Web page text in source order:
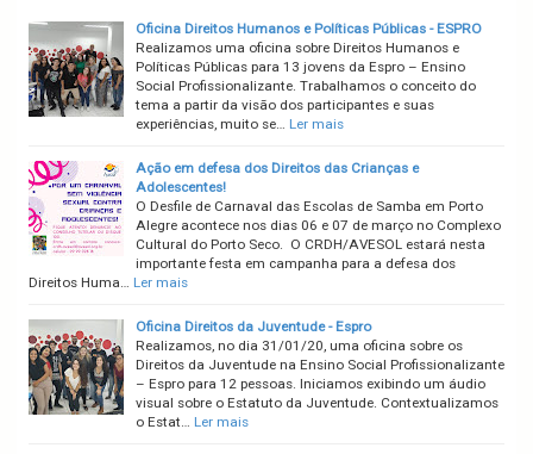
Oficina Direitos Humanos e Políticas Públicas - ESPRO
Realizamos uma oficina sobre Direitos Humanos e
Políticas Públicas para 13 jovens da Espro – Ensino
Social Profissionalizante. Trabalhamos o conceito do
tema a partir da visão dos participantes e suas
experiências, muito se… Ler mais
Ação em defesa dos Direitos das Crianças e
Adolescentes!
O Desfile de Carnaval das Escolas de Samba em Porto
Alegre acontece nos dias 06 e 07 de março no Complexo
Cultural do Porto Seco. O CRDH/AVESOL estará nesta
importante festa em campanha para a defesa dos
Direitos Huma… Ler mais
Oficina Direitos da Juventude - Espro
Realizamos, no dia 31/01/20, uma oficina sobre os
Direitos da Juventude na Ensino Social Profissionalizante
– Espro para 12 pessoas. Iniciamos exibindo um áudio
visual sobre o Estatuto da Juventude. Contextualizamos
o Estat… Ler mais